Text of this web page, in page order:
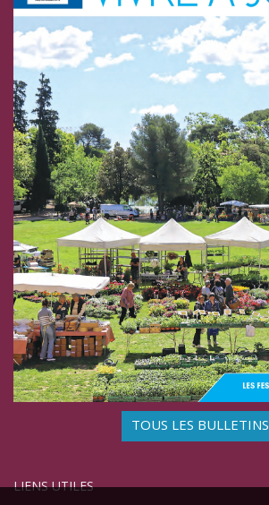
TOUS LES BULLETINS
LIENS UTILES